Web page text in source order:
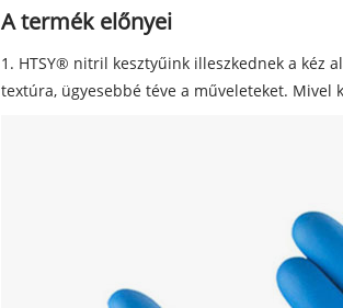
A termék előnyei
1. HTSY® nitril kesztyűink illeszkednek a kéz
textúra, ügyesebbé téve a műveleteket. Mivel